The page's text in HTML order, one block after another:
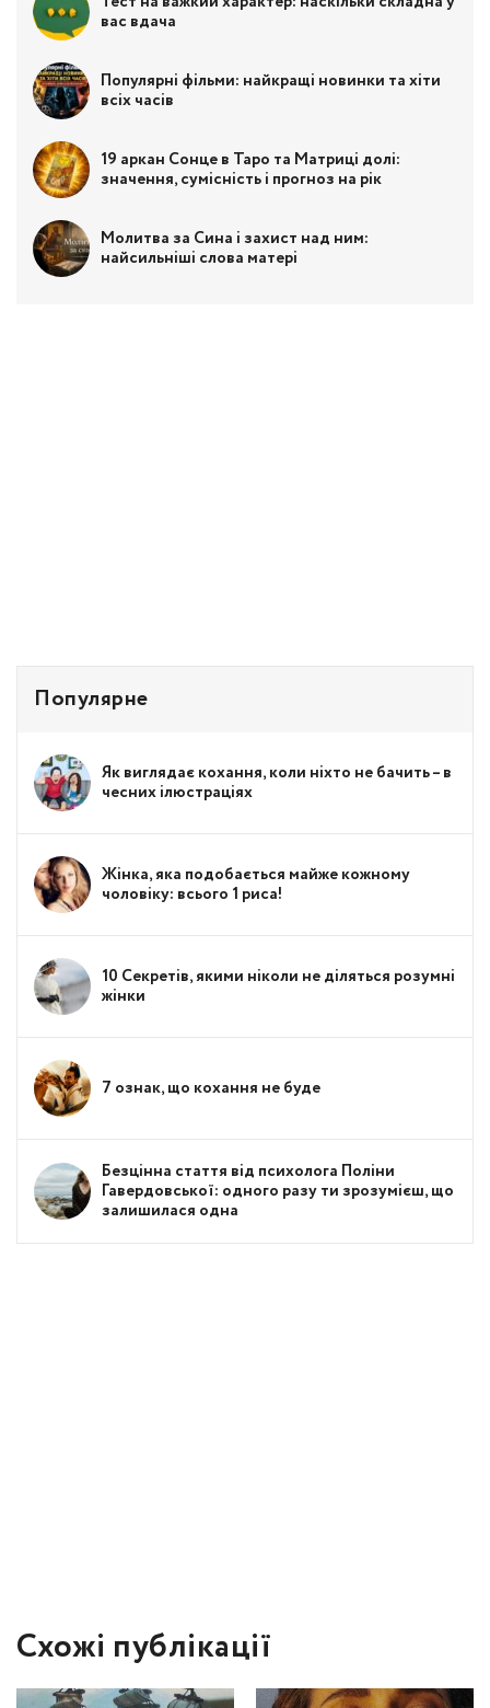
вас вдача
Популярні фільми: найкращі новинки та хіти
всіх часів
19 аркан Сонце в Таро та Матриці долі:
значення, сумісність і прогноз на рік
Молитва за Сина і захист над ним:
найсильніші слова матері
Популярне
Як виглядає кохання, коли ніхто не бачить – в
чесних ілюстраціях
Жінка, яка подобається майже кожному
чоловіку: всього 1 риса!
10 Секретів, якими ніколи не діляться розумні
жінки
7 ознак, що кохання не буде
Безцінна стаття від психолога Поліни
Гавердовської: одного разу ти зрозумієш, що
залишилася одна
Схожі публікації